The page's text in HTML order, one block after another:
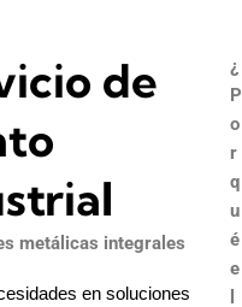
de
metálicas integrales
en soluciones
¿
P
o
r
q
u
é
e